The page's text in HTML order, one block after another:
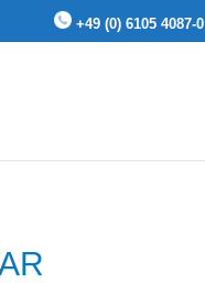
+49 (0) 6105 4087-0